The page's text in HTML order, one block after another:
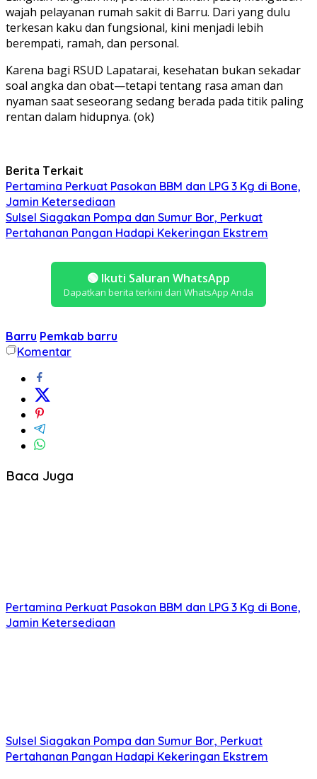
wajah pelayanan rumah sakit di Barru. Dari yang dulu
terkesan kaku dan fungsional, kini menjadi lebih
berempati, ramah, dan personal.
Karena bagi RSUD Lapatarai, kesehatan bukan sekadar
soal angka dan obat—tetapi tentang rasa aman dan
nyaman saat seseorang sedang berada pada titik paling
rentan dalam hidupnya. (ok)
Berita Terkait
Pertamina Perkuat Pasokan BBM dan LPG 3 Kg di Bone,
Jamin Ketersediaan
Sulsel Siagakan Pompa dan Sumur Bor, Perkuat
Pertahanan Pangan Hadapi Kekeringan Ekstrem
🟢 Ikuti Saluran WhatsApp
Dapatkan berita terkini dari WhatsApp Anda
Barru Pemkab barru
Komentar
Baca Juga
Pertamina Perkuat Pasokan BBM dan LPG 3 Kg di Bone,
Jamin Ketersediaan
Sulsel Siagakan Pompa dan Sumur Bor, Perkuat
Pertahanan Pangan Hadapi Kekeringan Ekstrem